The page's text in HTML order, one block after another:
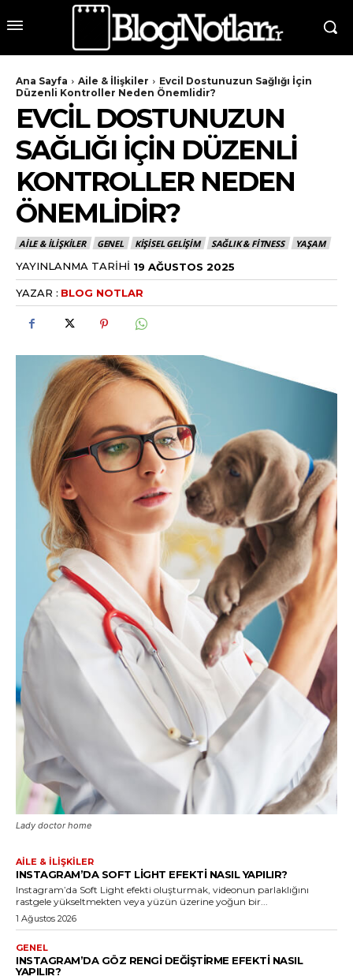
Ana Sayfa Aile & İlişkiler
Evcil Dostunuzun Sağlığı İçin
Düzenli Kontroller Neden Önemlidir?
EVCIL DOSTUNUZUN
SAĞLIĞI İÇIN DÜZENLI
KONTROLLER NEDEN
ÖNEMLIDIR?
AILE & İLIŞKILER GENEL KIŞISEL GELIŞIM SAĞLIK & FITNESS YAŞAM
YAYINLANMA TARIHI 19 AĞUSTOS 2025
YAZAR : BLOG NOTLAR
Lady doctor home
AILE & İLIŞKILER
INSTAGRAM’DA SOFT LIGHT EFEKTI NASIL YAPILIR?
Instagram’da Soft Light efekti oluşturmak, videonun parlaklığını
rastgele yükseltmekten veya yüzün üzerine yoğun bir...
1 Ağustos 2026
GENEL
INSTAGRAM’DA GÖZ RENGI DEĞIŞTIRME EFEKTI NASIL
YAPILIR?